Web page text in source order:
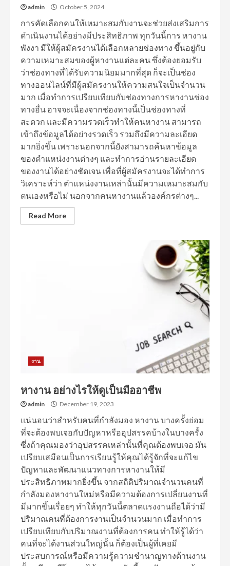
admin October 5, 2024
การคัดเลือกคนให้เหมาะสมกับงานจะช่วยส่งเสริมการ
ดำเนินงานได้อย่างมีประสิทธิภาพ ทุกวันนี้การ หางาน
พังงา มีให้ผู้สมัครงานได้เลือกหลายช่องทาง ขึ้นอยู่กับ
ความเหมาะสมของผู้หางานแต่ละคน ซึ่งต้องยอมรับ
ว่าช่องทางที่ได้รับความนิยมมากที่สุด ก็จะเป็นช่อง
ทางออนไลน์ที่มีผู้สมัครงานให้ความสนใจเป็นจำนวน
มาก เมื่อทำการเปรียบเทียบกับช่องทางการหางานช่อง
ทางอื่น อาจจะเนื่องจากช่องทางนี้เป็นช่องทางที่
สะดวก และมีความรวดเร็วทำให้คนหางาน สามารถ
เข้าถึงข้อมูลได้อย่างรวดเร็ว รวมถึงมีความละเอียด
มากยิ่งขึ้น เพราะนอกจากนี้ยังสามารถค้นหาข้อมูล
ของตำแหน่งงานต่างๆ และทำการอ่านรายละเอียด
ของงานได้อย่างชัดเจน เพื่อที่ผู้สมัครงานจะได้ทำการ
วิเคราะห์ว่า ตำแหน่งงานเหล่านั้นมีความเหมาะสมกับ
ตนเองหรือไม่ นอกจากคนหางานแล้วองค์กรต่างๆ...
Read More
งาน
หางาน อย่างไรให้ดูเป็นมืออาชีพ
admin December 19, 2023
แน่นอนว่าสำหรับคนที่กำลังมอง หางาน บางครั้งย่อม
ที่จะต้องพบเจอกับปัญหาหรืออุปสรรคบ้างในบางครั้ง
ซึ่งถ้าคุณมองว่าอุปสรรคเหล่านั้นที่คุณต้องพบเจอ มัน
เปรียบเสมือนเป็นการเรียนรู้ให้คุณได้รู้จักที่จะแก้ไข
ปัญหาและพัฒนาแนวทางการหางานให้มี
ประสิทธิภาพมากยิ่งขึ้น จากสถิติปริมาณจำนวนคนที่
กำลังมองหางานใหม่หรือมีความต้องการเปลี่ยนงานที่
มีมากขึ้นเรื่อยๆ ทำให้ทุกวันนี้ตลาดแรงงานถือได้ว่ามี
ปริมาณคนที่ต้องการงานเป็นจำนวนมาก เมื่อทำการ
เปรียบเทียบกับปริมาณงานที่ต้องการคน ทำให้รู้ได้ว่า
คนที่จะได้งานส่วนใหญ่นั้น ก็ต้องเป็นผู้ที่เคยมี
ประสบการณ์หรือมีความรู้ความชำนาญทางด้านงาน